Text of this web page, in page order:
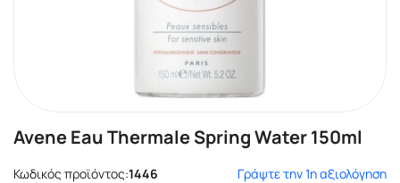
Avene Eau Thermale Spring Water 150ml
Κωδικός προϊόντος:1446
Γράψτε την 1η αξιολόγηση